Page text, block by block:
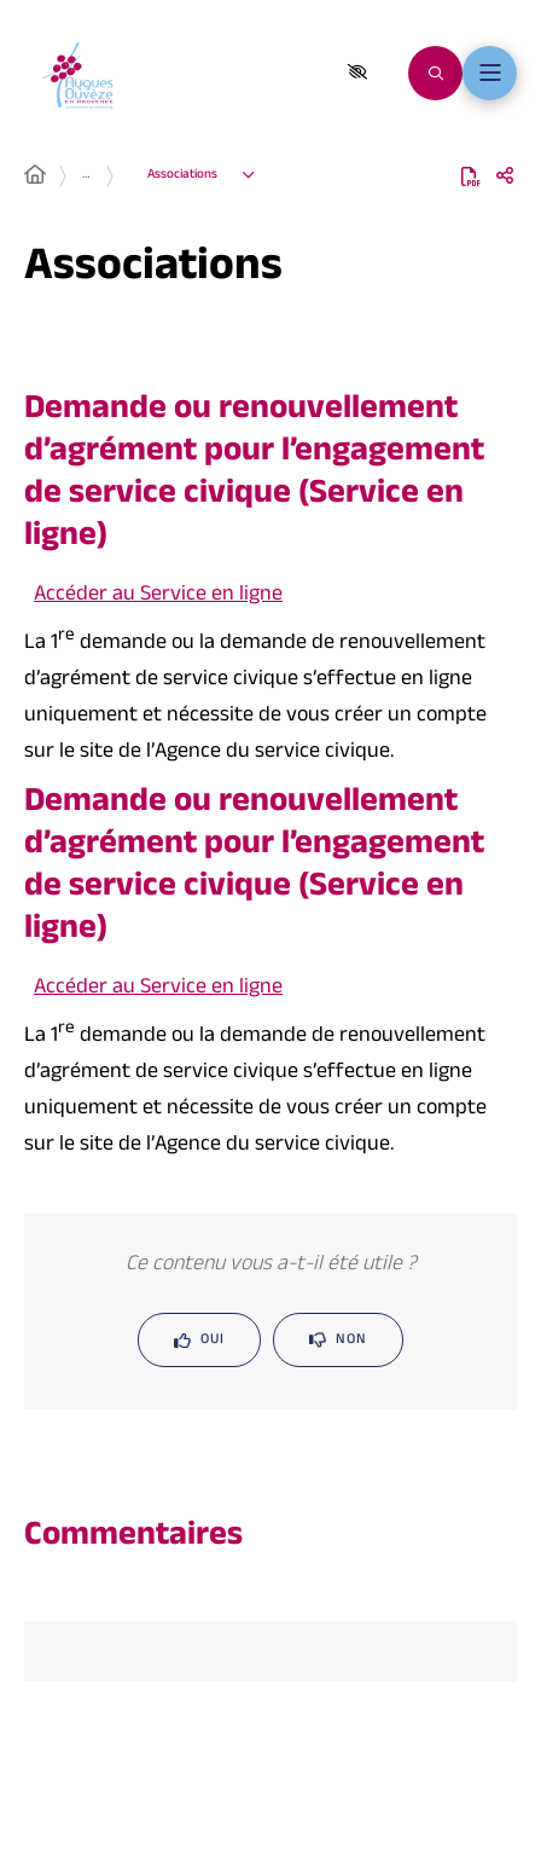
… Associations
Associations
Demande ou renouvellement
d’agrément pour l’engagement
de service civique (Service en
ligne)
Accéder au Service en ligne
La 1redemande ou la demande de renouvellement
d’agrément de service civique s’effectue en ligne
uniquement et nécessite de vous créer un compte
sur le site de l’Agence du service civique.
Demande ou renouvellement
d’agrément pour l’engagement
de service civique (Service en
ligne)
Accéder au Service en ligne
La 1redemande ou la demande de renouvellement
d’agrément de service civique s’effectue en ligne
uniquement et nécessite de vous créer un compte
sur le site de l’Agence du service civique.
Ce contenu vous a-t-il été utile ?
OUI NON
Commentaires